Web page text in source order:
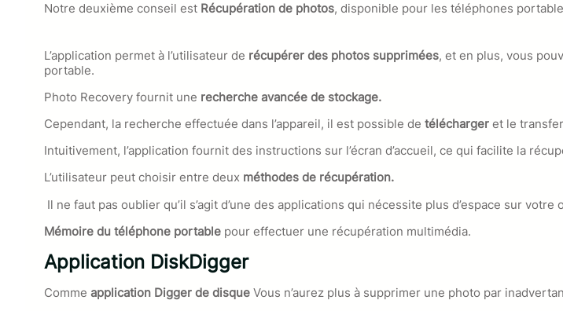
Notre deuxième conseil est Récupération de photos, disponible pour les téléphones
L’application permet à l’utilisateur de récupérer des photos supprimées, et en plus, vous
portable.
Photo Recovery fournit une recherche avancée de stockage.
Cependant, la recherche effectuée dans l’appareil, il est possible de télécharger et le
Intuitivement, l’application fournit des instructions sur l’écran d’accueil, ce qui facilite la
L’utilisateur peut choisir entre deux méthodes de récupération.
Il ne faut pas oublier qu’il s’agit d’une des applications qui nécessite plus d’espace sur votre
Mémoire du téléphone portable pour effectuer une récupération multimédia.
Application DiskDigger
Comme application Digger de disque Vous n’aurez plus à supprimer une photo par